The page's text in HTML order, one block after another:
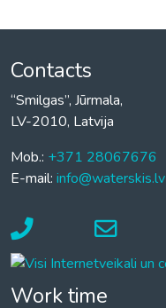
Contacts
“Smilgas”, Jūrmala,
LV-2010, Latvija
Mob.: +371 28067676
E-mail: info@waterskis.lv
Work time